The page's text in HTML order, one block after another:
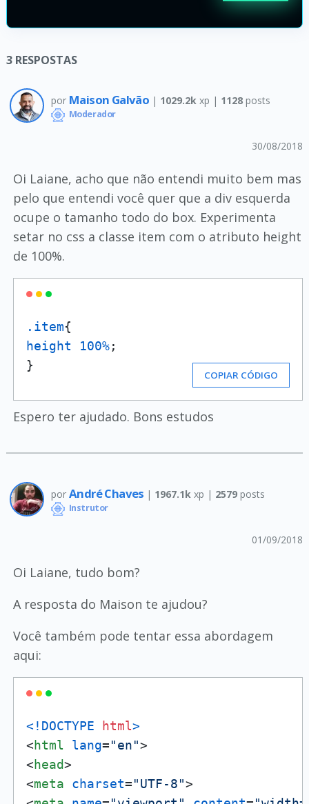
3 RESPOSTAS
por Maison Galvão | 1029.2k xp | 1128posts
Moderador
30/08/2018
Oi Laiane, acho que não entendi muito bem mas
pelo que entendi você quer que a div esquerda
ocupe o tamanho todo do box. Experimenta
setar no css a classe item com o atributo height
de 100%.
.item
height
100%;
}
COPIAR CÓDIGO
Espero ter ajudado. Bons estudos
por André Chaves | 1967.1k xp | 2579 posts
Instrutor
01/09/2018
Oi Laiane, tudo bom?
A resposta do Maison te ajudou?
Você também pode tentar essa abordagem
aqui:
<!DOCTYPE html>
<html lang="en">
<head>
<meta charset="UTF-8">